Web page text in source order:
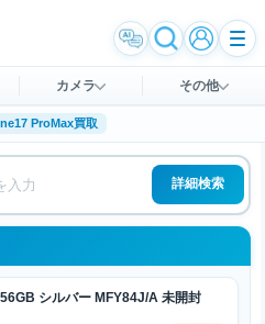
カメラ その他
ProMax買取
詳細検索
シルバー MFY84J/A 未開封